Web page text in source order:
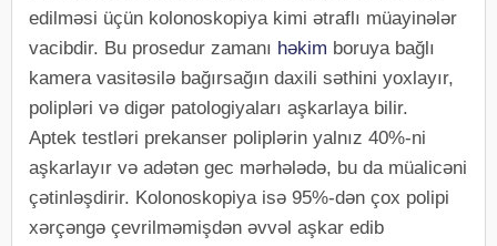
edilməsi üçün kolonoskopiya kimi ətraflı müayinələr
vacibdir. Bu prosedur zamanı həkim boruya bağlı
kamera vasitəsilə bağırsağın daxili səthini yoxlayır,
polipləri və digər patologiyaları aşkarlaya bilir.
Aptek testləri prekanser poliplərin yalnız 40%-ni
aşkarlayır və adətən gec mərhələdə, bu da müalicəni
çətinləşdirir. Kolonoskopiya isə 95%-dən çox polipi
xərçəngə çevrilməmişdən əvvəl aşkar edib